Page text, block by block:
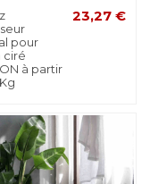
pour
ciré
à partir
23,27 €